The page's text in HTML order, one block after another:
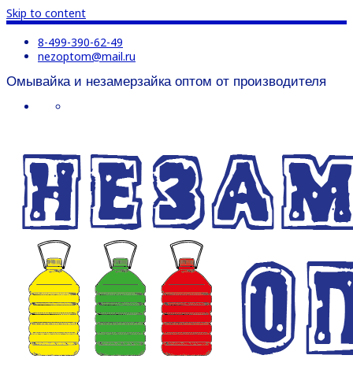
Skip to content
8-499-390-62-49
nezoptom@mail.ru
Омывайка и незамерзайка оптом от производителя